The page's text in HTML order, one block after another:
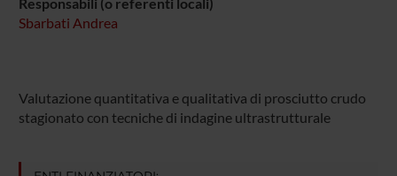
Sbarbati Andrea
Valutazione quantitativa e qualitativa di prosciutto crudo
stagionato con tecniche di indagine ultrastrutturale